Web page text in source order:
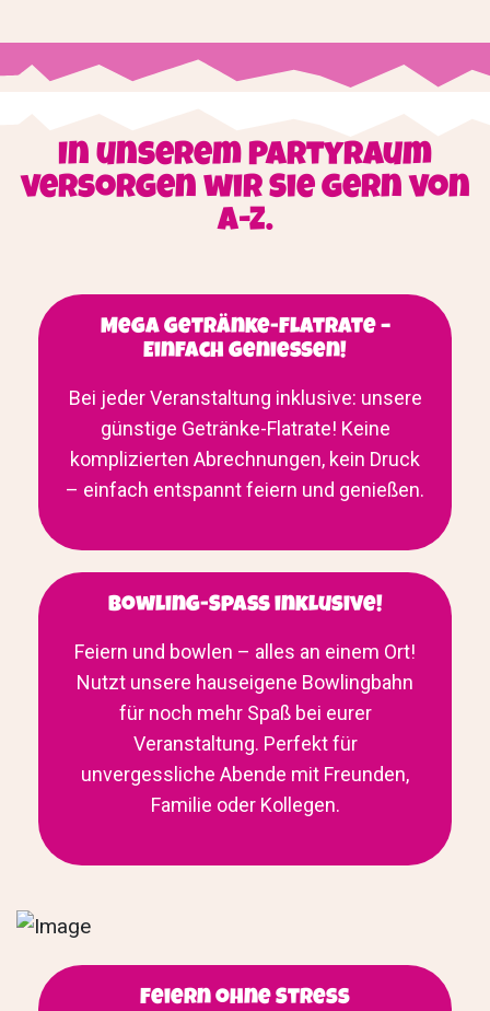
In unserem Partyraum
versorgen wir Sie gern von
A-Z.
Mega Getränke-Flatrate –
Einfach genießen!
Bei jeder Veranstaltung inklusive: unsere
günstige Getränke-Flatrate! Keine
komplizierten Abrechnungen, kein Druck
– einfach entspannt feiern und genießen.
Bowling-Spaß inklusive!
Feiern und bowlen – alles an einem Ort!
Nutzt unsere hauseigene Bowlingbahn
für noch mehr Spaß bei eurer
Veranstaltung. Perfekt für
unvergessliche Abende mit Freunden,
Familie oder Kollegen.
Feiern ohne Stress